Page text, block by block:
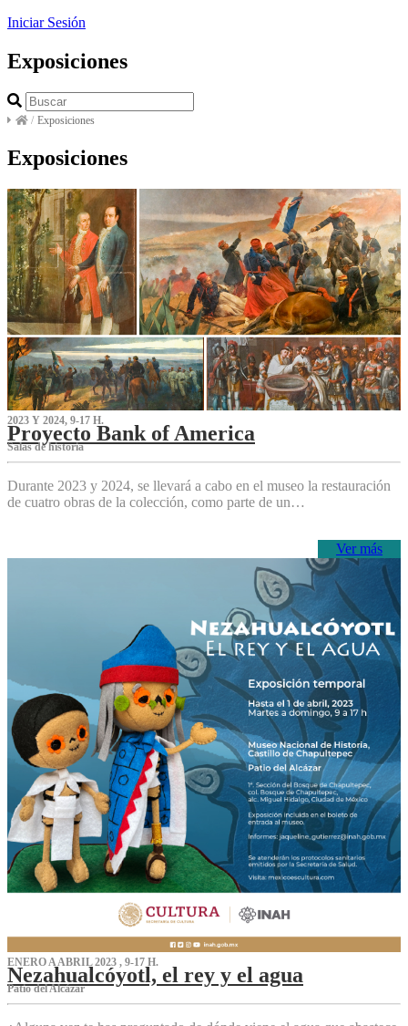
Iniciar Sesión
Exposiciones
/ Exposiciones
Exposiciones
2023 Y 2024, 9-17 H.
Proyecto Bank of America
S‌alas de historia
Durante 2023 y 2024, se llevará a cabo en el museo la restauración
de cuatro obras de la colección, como parte de un…
Ver más
ENERO A ABRIL 2023 , 9-17 H.
Nezahualcóyotl, el rey y el agua
Patio del Alcázar